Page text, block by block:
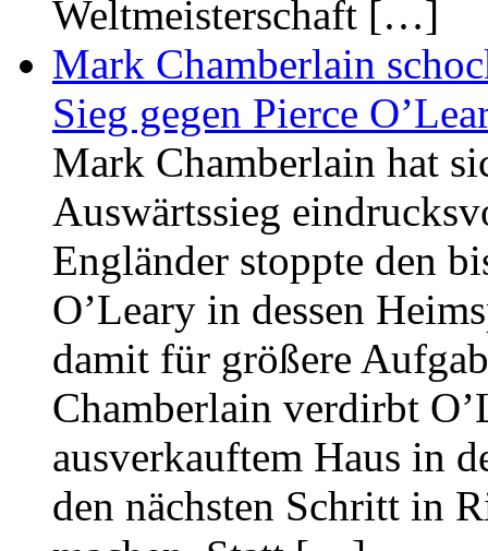
Weltmeisterschaft […]
Mark Chamberlain
Sieg gegen Pierce
Mark Chamberlain hat
Auswärtssieg
Engländer stoppte den
O’Leary in dessen
damit für größere
Chamberlain verdirbt
ausverkauftem Haus in
den nächsten Schritt in